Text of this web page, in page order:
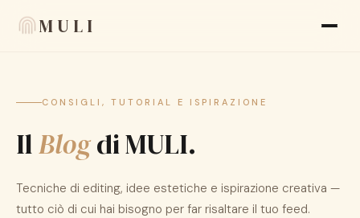
MULI
Funzioni
Recensioni
FAQ
CONSIGLI, TUTORIAL E ISPIRAZIONE
IlBlogdi MULI.
Tecniche di editing, idee estetiche e ispirazione creativa —
tutto ciò di cui hai bisogno per far risaltare il tuo feed.